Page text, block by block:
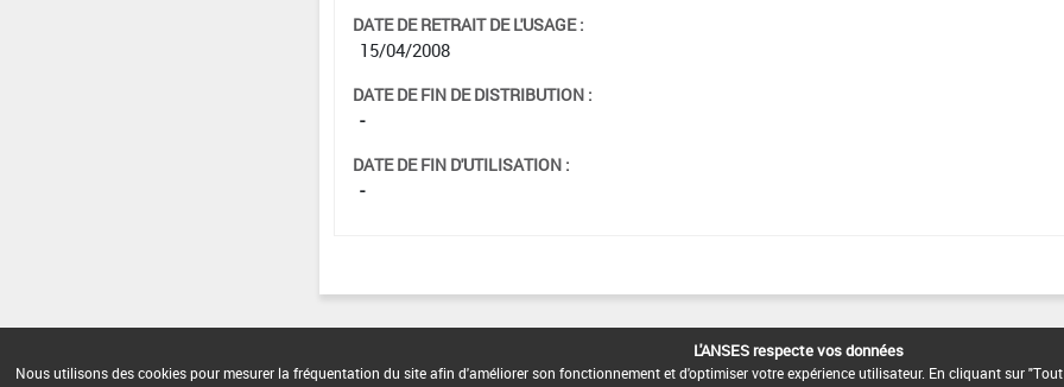
DATE DE RETRAIT DE L'USAGE :
15/04/2008
DATE DE FIN DE DISTRIBUTION :
-
DATE DE FIN D'UTILISATION :
-
L'ANSES respecte vos données
Nous utilisons des cookies pour mesurer la fréquentation du site afin d'améliorer son fonctionnement et d'optimiser votre expérience utilisateur. En cliquant sur